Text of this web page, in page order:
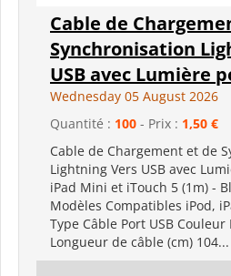
Cable de
Synchronisation
USB avec Lumière
Wednesday 05 August 2026
Quantité : 100 - Prix : 1,50 €
Cable de Chargement et de
Lightning Vers USB avec
iPad Mini et iTouch 5 (1m) -
Modèles Compatibles iPod,
Type Câble Port USB Couleur
Longueur de câble (cm) 104...